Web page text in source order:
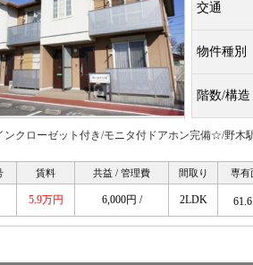
交通
物件種別
階数/構造
ンクローゼット付き/モニタ付ドアホン完備☆/野木
賃料 共益 / 管理費 間取り 専有
5.9万円 6,000円 / 2LDK